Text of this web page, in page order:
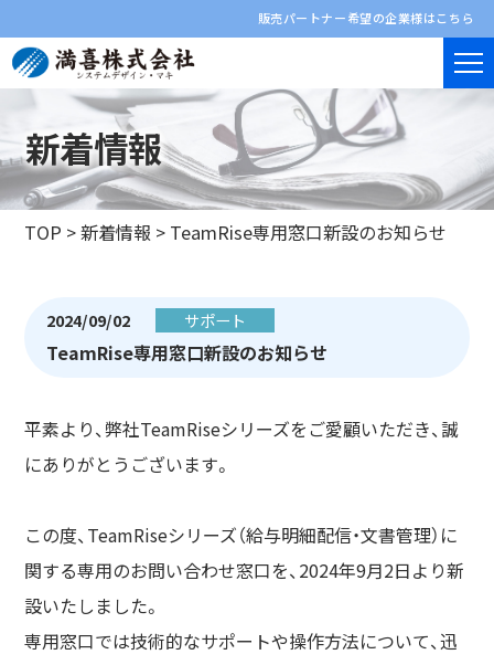
販売パートナー希望の企業様はこちら
新着情報
TOP >新着情報 > TeamRise専用窓口新設のお知らせ
2024/09/02 サポート
TeamRise専用窓口新設のお知らせ
平素より、弊社TeamRiseシリーズをご愛顧いただき、誠
にありがとうございます。
この度、TeamRiseシリーズ（給与明細配信・文書管理）に
関する専用のお問い合わせ窓口を、2024年9月2日より新
設いたしました。
専用窓口では技術的なサポートや操作方法について、迅